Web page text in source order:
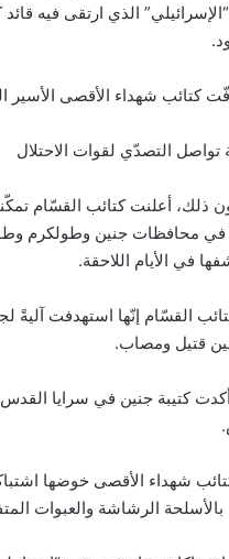
الذي ارتقى فيه
كتائب شهداء الأقصى الأسير
تواصل التصدّي لقوات الاحتلال
أعلنت كتائب القسّام
محافظات جنين وطولكرم
في الأيام اللاحقة.
القسّام إنّها استهدفت آليةً
بين قتيل ومصاب.
أكدت كتيبة جنين في سرايا
شهداء الأقصى خوضها
بالأسلحة الرشاشة والعبوات